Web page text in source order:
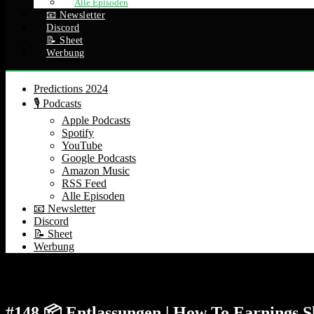
Alle Episoden
📧 Newsletter
Discord
📝 Sheet
Werbung
Predictions 2024
🎙️ Podcasts
Apple Podcasts
Spotify
YouTube
Google Podcasts
Amazon Music
RSS Feed
Alle Episoden
📧 Newsletter
Discord
📝 Sheet
Werbung